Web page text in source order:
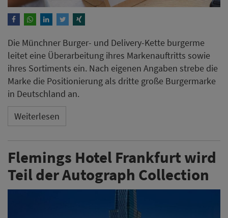
Die Münchner Burger- und Delivery-Kette burgerme
leitet eine Überarbeitung ihres Markenauftritts sowie
ihres Sortiments ein. Nach eigenen Angaben strebe die
Marke die Positionierung als dritte große Burgermarke
in Deutschland an.
Weiterlesen
Flemings Hotel Frankfurt wird
Teil der Autograph Collection